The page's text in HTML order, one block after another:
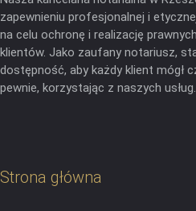
zapewnieniu profesjonalnej i
na celu ochronę i realizację
klientów. Jako zaufany notariusz,
dostępność, aby każdy klient mógł
pewnie, korzystając z naszych usług.
Strona główna